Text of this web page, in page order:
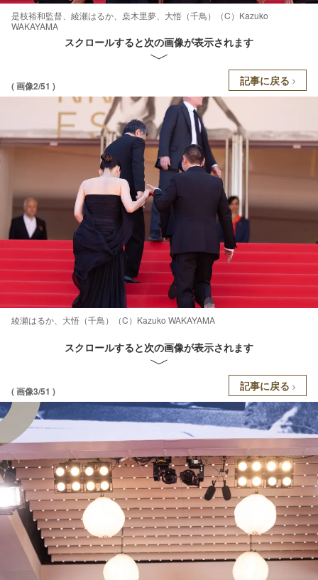
是枝裕和監督、綾瀬はるか、桒木里夢、大悟（千鳥）（C）Kazuko
WAKAYAMA
スクロールすると次の画像が表示されます
( 画像2/51 ) 記事に戻る
綾瀬はるか、大悟（千鳥）（C）Kazuko WAKAYAMA
スクロールすると次の画像が表示されます
( 画像3/51 ) 記事に戻る